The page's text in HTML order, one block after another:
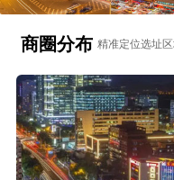
商圈分布 精准定位选址